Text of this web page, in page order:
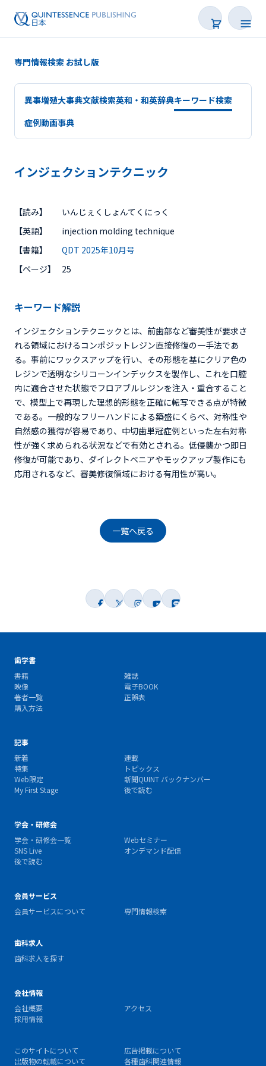
専門情報検索 お試し版
異事増殖大事典文献検索英和・和英辞典キーワード検索
症例動画事典
インジェクションテクニック
【読み】
いんじぇくしょんてくにっく
【英語】
injection molding technique
【書籍】
QDT 2025年10月号
【ページ】
25
キーワード解説
インジェクションテクニックとは、前歯部など審美性が要求さ
れる領域におけるコンポジットレジン直接修復の一手法であ
る。事前にワックスアップを行い、その形態を基にクリア色の
レジンで透明なシリコーンインデックスを製作し、これを口腔
内に適合させた状態でフロアブルレジンを注入・重合すること
で、模型上で再現した理想的形態を正確に転写できる点が特徴
である。一般的なフリーハンドによる築盛にくらべ、対称性や
自然感の獲得が容易であり、中切歯単冠症例といった左右対称
性が強く求められる状況などで有効とされる。低侵襲かつ即日
修復が可能であり、ダイレクトベニアやモックアップ製作にも
応用されるなど、審美修復領域における有用性が高い。
一覧へ戻る
歯学書
書籍
雑誌
映像
電子BOOK
著者一覧
正誤表
購入方法
記事
新着
連載
特集
トピックス
Web限定
新聞QUINT バックナンバー
My First Stage
後で読む
学会・研修会
学会・研修会一覧
Webセミナー
SNS Live
オンデマンド配信
後で読む
会員サービス
会員サービスについて
専門情報検索
歯科求人
歯科求人を探す
会社情報
会社概要
アクセス
採用情報
このサイトについて
広告掲載について
出版物の転載について
各種歯科関連情報